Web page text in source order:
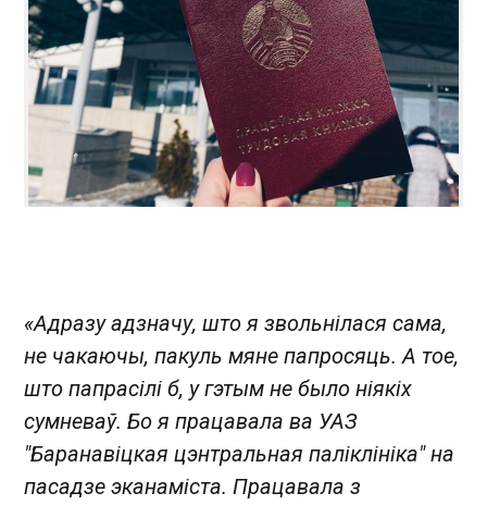
«Адразу адзначу, што я звольнілася сама,
не чакаючы, пакуль мяне папросяць. А тое,
што папрасілі б, у гэтым не было ніякіх
сумневаў. Бо я працавала ва УАЗ
"Баранавіцкая цэнтральная паліклініка" на
пасадзе эканаміста. Працавала з